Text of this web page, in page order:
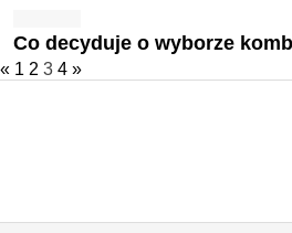
Co decyduje o wyborze
« 1 2 3 4 »